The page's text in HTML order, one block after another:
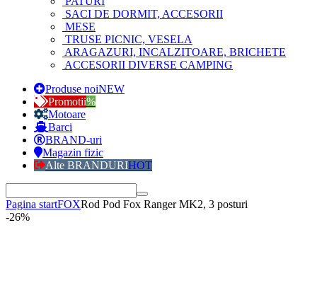
SACI DE DORMIT, ACCESORII
MESE
TRUSE PICNIC, VESELA
ARAGAZURI, INCALZITOARE, BRICHETE
ACCESORII DIVERSE CAMPING
Produse noiNEW
Promotii%
Motoare
Barci
BRAND-uri
Magazin fizic
Alte BRANDURIHOT
Pagina startFOXRod Pod Fox Ranger MK2, 3 posturi
-26%